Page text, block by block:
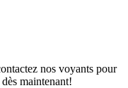
nos voyants pour
maintenant!